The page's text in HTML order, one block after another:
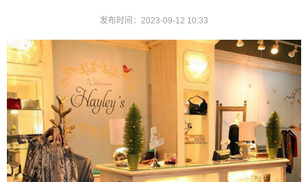
发布时间：2023-09-12 10:33